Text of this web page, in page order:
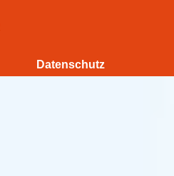
Datenschutz